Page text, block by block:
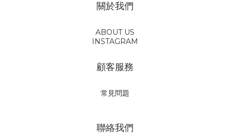
關於我們
ABOUT US
INSTAGRAM
顧客服務
常見問題
聯絡我們